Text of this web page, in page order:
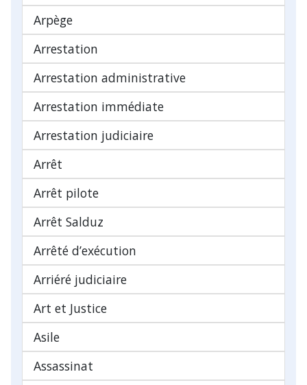
Arpège
Arrestation
Arrestation administrative
Arrestation immédiate
Arrestation judiciaire
Arrêt
Arrêt pilote
Arrêt Salduz
Arrêté d’exécution
Arriéré judiciaire
Art et Justice
Asile
Assassinat